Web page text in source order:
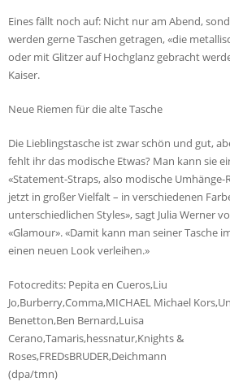
Eines fällt noch auf: Nicht nur am Abend,
werden gerne Taschen getragen, «die
oder mit Glitzer auf Hochglanz gebracht
Kaiser.
Neue Riemen für die alte Tasche
Die Lieblingstasche ist zwar schön und gut,
fehlt ihr das modische Etwas? Man kann sie
«Statement-Straps, also modische Umhänge-
jetzt in großer Vielfalt – in verschiedenen
unterschiedlichen Styles», sagt Julia Werner
«Glamour». «Damit kann man seiner Tasche
einen neuen Look verleihen.»
Fotocredits: Pepita en Cueros,Liu
Jo,Burberry,Comma,MICHAEL Michael
Benetton,Ben Bernard,Luisa
Cerano,Tamaris,hessnatur,Knights &
Roses,FREDsBRUDER,Deichmann
(dpa/tmn)